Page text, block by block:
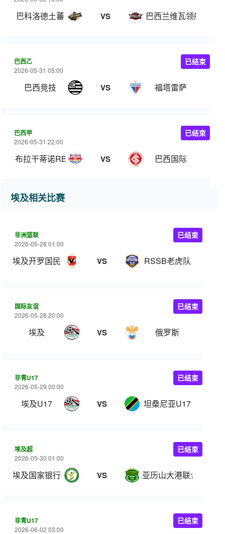
巴科洛德土蕃 VS 巴西兰维瓦领航
巴西乙
2026-05-31 05:00
巴西竞技 VS 福塔雷萨
已结束
巴西甲
2026-05-31 22:00
布拉干蒂诺RB VS 巴西国际
已结束
埃及相关比赛
非洲篮联
2026-05-28 01:00
埃及开罗国民 VS RSSB老虎队
已结束
国际友谊
2026-05-28 20:00
埃及 VS 俄罗斯
已结束
非青U17
2026-05-29 00:00
埃及U17 VS 坦桑尼亚U17
已结束
埃及超
2026-05-30 01:00
埃及国家银行 VS 亚历山大港联合
已结束
非青U17
2026-06-02 03:00
已结束